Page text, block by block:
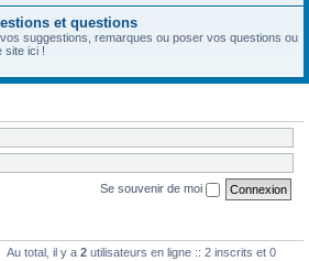
et questions
suggestions, remarques ou poser vos questions ou
site ici !
Se souvenir de moi
Au total, il y a 2 utilisateurs en ligne :: 2 inscrits et 0